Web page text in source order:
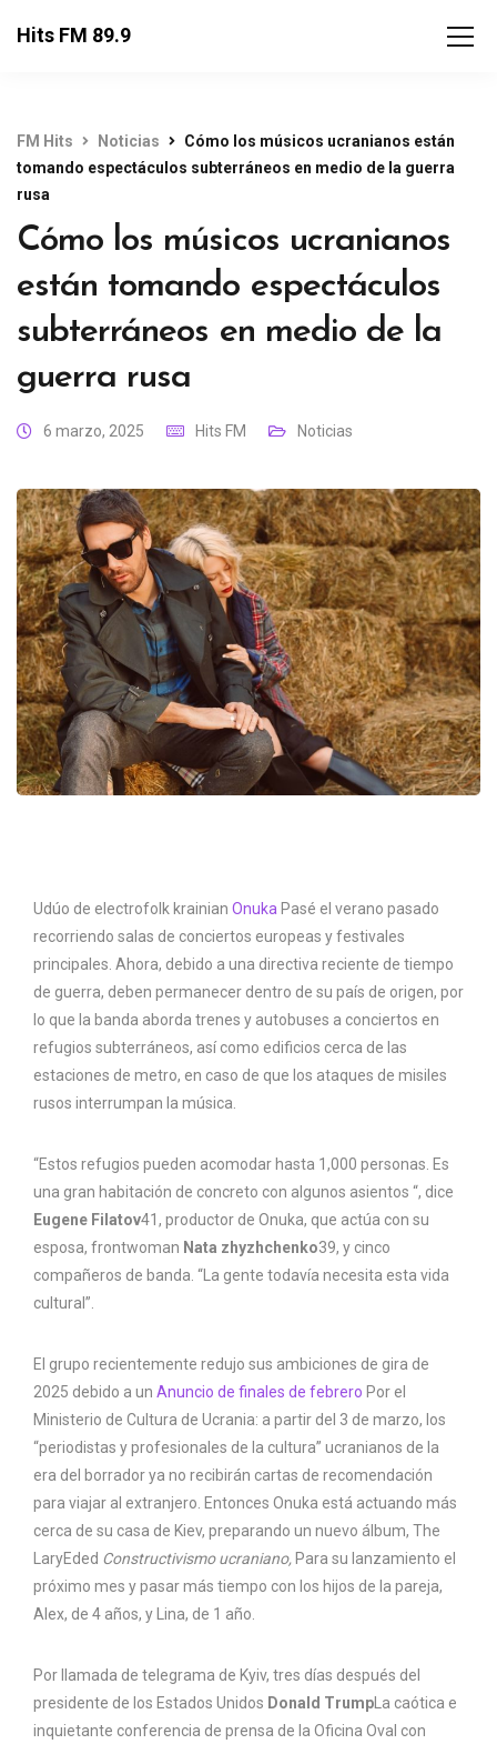
Hits FM 89.9
FM Hits Noticias
Cómo los músicos ucranianos están
tomando espectáculos subterráneos en medio de la guerra
rusa
Cómo los músicos ucranianos
están tomando espectáculos
subterráneos en medio de la
guerra rusa
6 marzo, 2025 Hits FM Noticias
Udúo de electrofolk krainian Onuka Pasé el verano pasado
recorriendo salas de conciertos europeas y festivales
principales. Ahora, debido a una directiva reciente de tiempo
de guerra, deben permanecer dentro de su país de origen, por
lo que la banda aborda trenes y autobuses a conciertos en
refugios subterráneos, así como edificios cerca de las
estaciones de metro, en caso de que los ataques de misiles
rusos interrumpan la música.
“Estos refugios pueden acomodar hasta 1,000 personas. Es
una gran habitación de concreto con algunos asientos “, dice
Eugene Filatov41, productor de Onuka, que actúa con su
esposa, frontwoman Nata zhyzhchenko39, y cinco
compañeros de banda. “La gente todavía necesita esta vida
cultural”.
El grupo recientemente redujo sus ambiciones de gira de
2025 debido a un Anuncio de finales de febrero Por el
Ministerio de Cultura de Ucrania: a partir del 3 de marzo, los
“periodistas y profesionales de la cultura” ucranianos de la
era del borrador ya no recibirán cartas de recomendación
para viajar al extranjero. Entonces Onuka está actuando más
cerca de su casa de Kiev, preparando un nuevo álbum, The
LaryEded Constructivismo ucraniano, Para su lanzamiento el
próximo mes y pasar más tiempo con los hijos de la pareja,
Alex, de 4 años, y Lina, de 1 año.
Por llamada de telegrama de Kyiv, tres días después del
presidente de los Estados Unidos Donald TrumpLa caótica e
inquietante conferencia de prensa de la Oficina Oval con